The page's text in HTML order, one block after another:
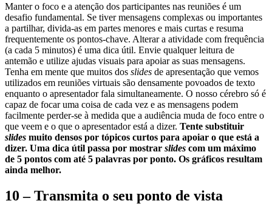
Manter o foco e a atenção dos participantes nas reuniões é um
desafio fundamental. Se tiver mensagens complexas ou importantes
a partilhar, divida-as em partes menores e mais curtas e resuma
frequentemente os pontos-chave. Alterar a atividade com frequência
(a cada 5 minutos) é uma dica útil. Envie qualquer leitura de
antemão e utilize ajudas visuais para apoiar as suas mensagens.
Tenha em mente que muitos dos slides de apresentação que vemos
utilizados em reuniões virtuais são densamente povoados de texto
enquanto o apresentador fala simultaneamente. O nosso cérebro só é
capaz de focar uma coisa de cada vez e as mensagens podem
facilmente perder-se à medida que a audiência muda de foco entre o
que veem e o que o apresentador está a dizer. Tente substituir
slides muito densos por tópicos curtos para apoiar o que está a
dizer. Uma dica útil passa por mostrar slides com um máximo
de 5 pontos com até 5 palavras por ponto. Os gráficos resultam
ainda melhor.
10 – Transmita o seu ponto de vista